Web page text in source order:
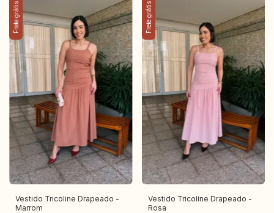
Frete grátis
Vestido Tricoline Drapeado -
Marrom
Frete grátis
Vestido Tricoline Drapeado -
Rosa